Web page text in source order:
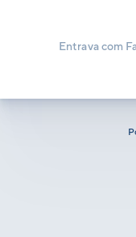
Entrava com